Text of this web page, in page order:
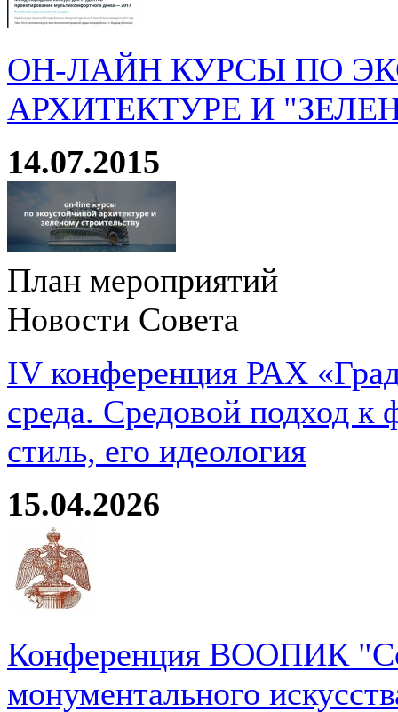
ОН-ЛАЙН КУРСЫ ПО
АРХИТЕКТУРЕ И
14.07.2015
План мероприятий
Новости Совета
IV конференция РАХ
среда. Средовой подход
стиль, его идеология
15.04.2026
Конференция ВООПИК
монументального